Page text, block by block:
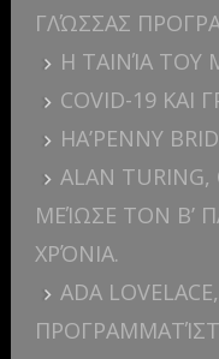
ΓΛΏΣΣΑΣ
Η ΤΑΙΝΊΑ ΤΟΥ
COVID-19 ΚΑΙ
HA’PENNY
ALAN
ΜΕΊΩΣΕ ΤΟΝ Β’
ΧΡΌΝΙΑ.
ADA